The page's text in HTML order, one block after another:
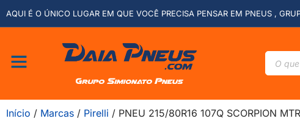
AQUI É O ÚNICO LUGAR EM QUE VOCÊ PRECISA PENSAR EM PNEUS ,
Início / Marcas / Pirelli / PNEU 215/80R16 107Q SCORPION